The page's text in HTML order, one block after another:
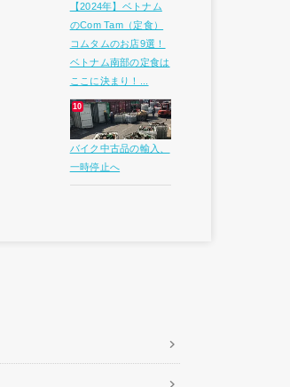
【2024年】ベトナム
のCom Tam（定食）
コムタムのお店9選！
ベトナム南部の定食は
ここに決まり！...
バイク中古品の輸入、
一時停止へ